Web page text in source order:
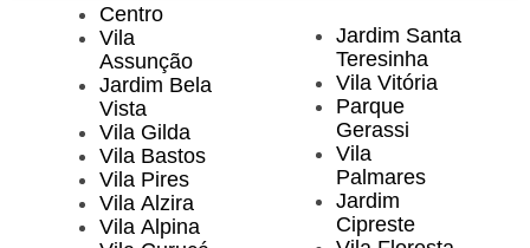
Centro
Vila
Assunção
Jardim Bela
Vista
Vila Gilda
Vila Bastos
Vila Pires
Vila Alzira
Vila Alpina
Jardim Santa
Teresinha
Vila Vitória
Parque
Gerassi
Vila
Palmares
Jardim
Cipreste